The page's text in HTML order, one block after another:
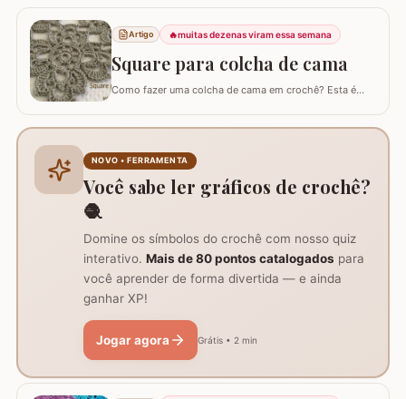
mesmo modelo com fio 6 e utilizar como tapete. Tem o
gráfico dela e você pode fazer o…
Artigo 🔥muitas dezenas viram essa semana
Square para colcha de cama
Como fazer uma colcha de cama em crochê? Esta é
colcha inteira, visto que leva tempo e dedicação. Um
desafio que circula entre os crochêiros é…
NOVO • FERRAMENTA
Você sabe ler gráficos de crochê?
🧶
Domine os símbolos do crochê com nosso quiz
interativo. Mais de 80 pontos catalogados para
você aprender de forma divertida — e ainda
ganhar XP!
Jogar agora Grátis • 2 min